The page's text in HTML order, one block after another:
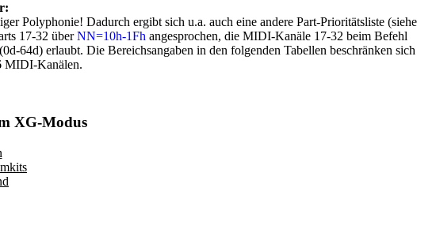
Polyphonie! Dadurch ergibt sich u.a. auch eine andere Part-Prioritätsliste (siehe
17-32 überNN=10h-1Fh angesprochen, die MIDI-Kanäle 17-32 beim Befehl
(0d-64d) erlaubt. Die Bereichsangaben in den folgenden Tabellen beschränken sich
MIDI-Kanälen.
XG-Modus